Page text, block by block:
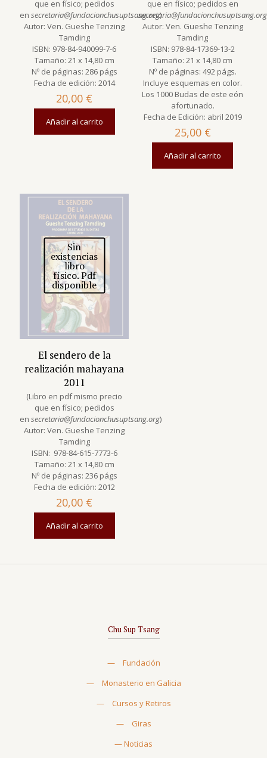
que en físico; pedidos
en secretaria@fundacionchusuptsang.org)
Autor: Ven. Gueshe Tenzing
Tamding
ISBN: 978-84-940099-7-6
Tamaño: 21 x 14,80 cm
Nº de páginas: 286 págs
Fecha de edición: 2014
20,00 €
Añadir al carrito
que en físico; pedidos en
secretaria@fundacionchusuptsang.org
Autor: Ven. Gueshe Tenzing
Tamding
ISBN: 978-84-17369-13-2
Tamaño: 21 x 14,80 cm
Nº de páginas: 492 págs.
Incluye esquemas en color.
Los 1000 Budas de este eón
afortunado.
Fecha de Edición: abril 2019
25,00 €
Añadir al carrito
Sin
existencias
libro
físico. Pdf
disponible
El sendero de la
realización mahayana
2011
(Libro en pdf mismo precio
que en físico; pedidos
en secretaria@fundacionchusuptsang.org)
Autor: Ven. Gueshe Tenzing
Tamding
ISBN: 978-84-615-7773-6
Tamaño: 21 x 14,80 cm
Nº de páginas: 236 págs
Fecha de edición: 2012
20,00 €
Añadir al carrito
Chu Sup Tsang
—
Fundación
—
Monasterio en Galicia
—
Cursos y Retiros
—
Giras
—Noticias